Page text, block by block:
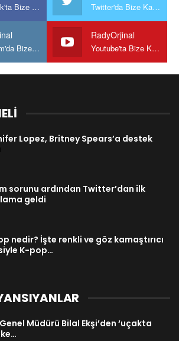
Facebook'ta Bize Katılın Twitter'da Bize Katılın
Instagram'da Bize katılın
RadyOrjinal
Youtube'ta Bize Katılın
Lopez, Britney Spears’a destek
sorunu ardından Twitter’dan ilk
geldi
nedir? İşte renkli ve göz kamaştırıcı
K-pop…
Genel Müdürü Bilal Ekşi’den ‘uçakta